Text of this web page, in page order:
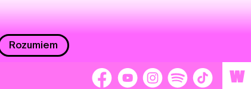
W
Rozumiem